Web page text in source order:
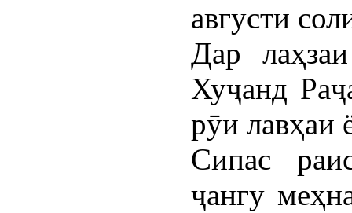
августи
Дар
Хуҷанд
рӯи лавҳаи
Сипас
ҷангу